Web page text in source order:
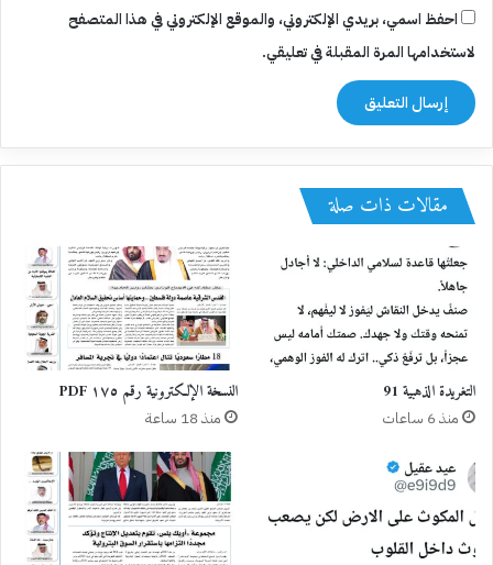
احفظ اسمي، بريدي الإلكتروني، والموقع الإلكتروني في هذا المتصفح
لاستخدامها المرة المقبلة في تعليقي.
مقالات ذات صلة
التغريدة الذهبية 91
منذ 6 ساعات
النسخة الإلكترونية رقم ١٧٥ PDF
منذ 18 ساعة